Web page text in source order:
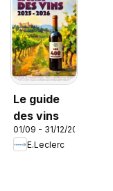
Le guide
des vins
01/09 - 31/12/2026
E.Leclerc